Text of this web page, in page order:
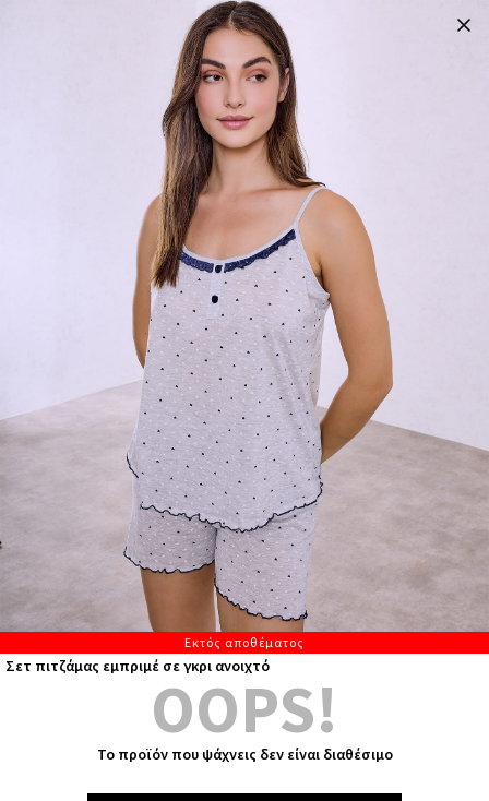
Εκτός αποθέματος
Σετ πιτζάμας εμπριμέ σε γκρι ανοιχτό
OOPS!
Το προϊόν που ψάχνεις δεν είναι διαθέσιμο